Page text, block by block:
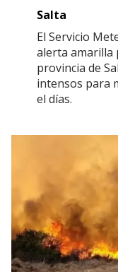
Salta
El Servicio
alerta amarilla
provincia de
intensos para
el días.